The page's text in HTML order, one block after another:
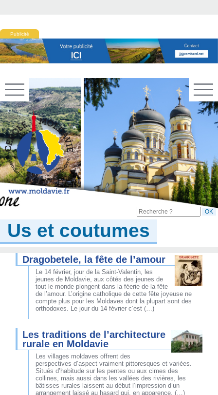
Publicité
Us et coutumes
Dragobetele, la fête de l’amour
Le 14 février, jour de la Saint-Valentin, les
jeunes de Moldavie, aux côtés des jeunes de
tout le monde plongent dans la féerie de la fête
de l’amour. L’origine catholique de cette fête joyeuse ne
compte plus pour les Moldaves dont la plupart sont des
orthodoxes. Le jour du 14 février c’est (…)
Les traditions de l’architecture
rurale en Moldavie
Les villages moldaves offrent des
perspectives d’aspect vraiment pittoresques et variées.
Situés d’habitude sur les pentes ou aux cimes des
collines, mais aussi dans les vallées des rivières, les
bâtisses rurales laissent au début l’impression d’un
arrangement laissé au hasard qui, en apparence, (…)